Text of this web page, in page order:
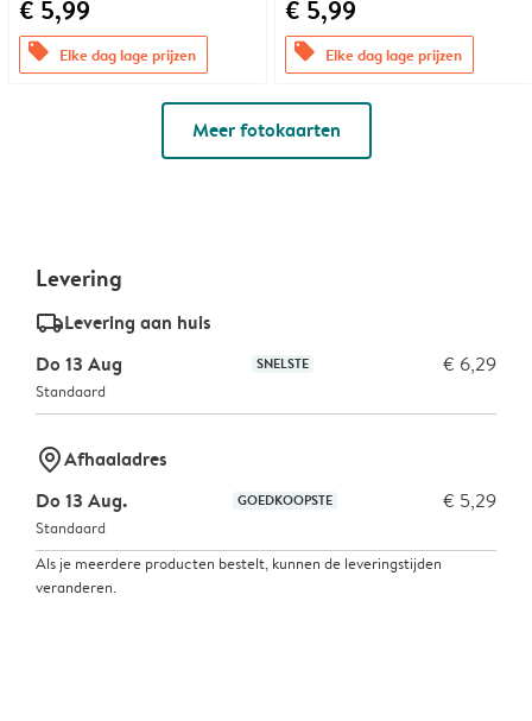
€ 5,99
offers Elke dag lage prijzen
€ 5,99
offers Elke dag lage prijzen
Meer fotokaarten
Levering
delivery_standard_v2Levering aan huis
Do 13 Aug
SNELSTE € 6,29
Standaard
marker-pinAfhaaladres
Do 13 Aug.
GOEDKOOPSTE € 5,29
Standaard
Als je meerdere producten bestelt, kunnen de leveringstijden
veranderen.